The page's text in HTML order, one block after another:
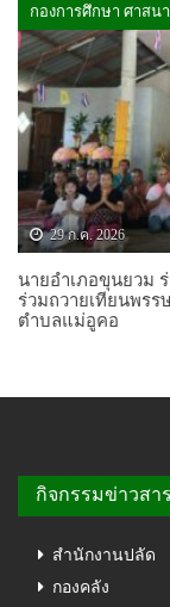
กองการศึกษา ศาสน
29 ก.ค. 2026
นายอำเภอขุนยวม
ร่วมถวายเทียนพรร
ตำบลแม่อูคอ
กิจกรรมข่าวสา
สำนักงานปลัด
กองคลัง